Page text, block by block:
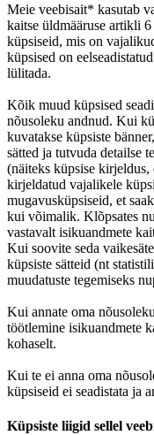
Meie veebisait* kasutab
kaitse üldmääruse artikli
küpsiseid, mis on
küpsised on
lülitada.
Kõik muud küpsised
nõusoleku andnud. Kui
kuvatakse küpsiste
sätted ja tutvuda detailse
(näiteks küpsise
kirjeldatud vajalikele
mugavusküpsiseid, et
kui võimalik. Klõpsates
vastavalt isikuandmete
Kui soovite seda
küpsiste sätteid (nt
muudatuste tegemiseks
Kui annate oma
töötlemine isikuandmete
kohaselt.
Kui te ei anna oma
küpsiseid ei seadistata ja
Küpsiste liigid sellel